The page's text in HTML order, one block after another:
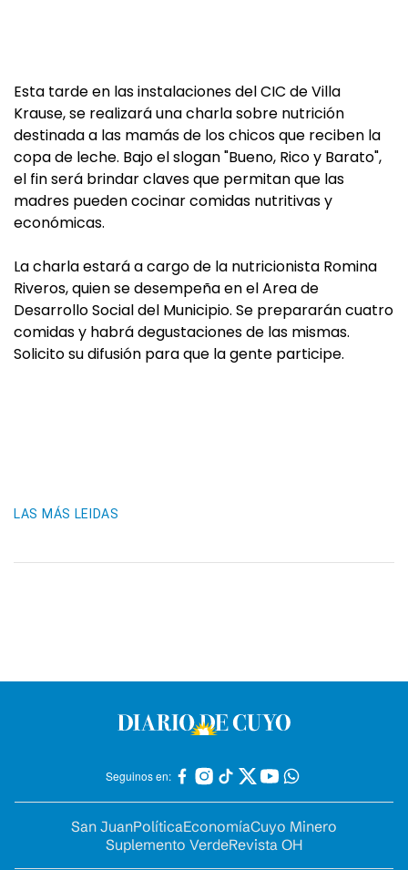
Esta tarde en las instalaciones del CIC de Villa
Krause, se realizará una charla sobre nutrición
destinada a las mamás de los chicos que reciben la
copa de leche. Bajo el slogan "Bueno, Rico y Barato",
el fin será brindar claves que permitan que las
madres pueden cocinar comidas nutritivas y
económicas.
La charla estará a cargo de la nutricionista Romina
Riveros, quien se desempeña en el Area de
Desarrollo Social del Municipio. Se prepararán cuatro
comidas y habrá degustaciones de las mismas.
Solicito su difusión para que la gente participe.
LAS MÁS LEIDAS
Seguinos en:
San JuanPolíticaEconomíaCuyo Minero
Suplemento VerdeRevista OH